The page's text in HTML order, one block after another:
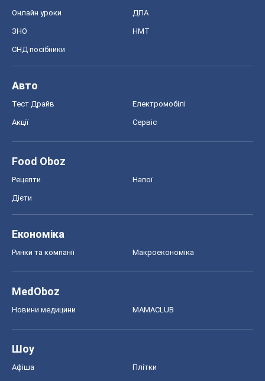
Онлайн уроки ДПА
ЗНО НМТ
СНД посібники
Авто
Тест Драйв Електромобілі
Акції Сервіс
Food Oboz
Рецепти Напої
Дієти
Економіка
Ринки та компанії Макроекономіка
MedOboz
Новини медицини MAMACLUB
Шоу
Афіша Плітки